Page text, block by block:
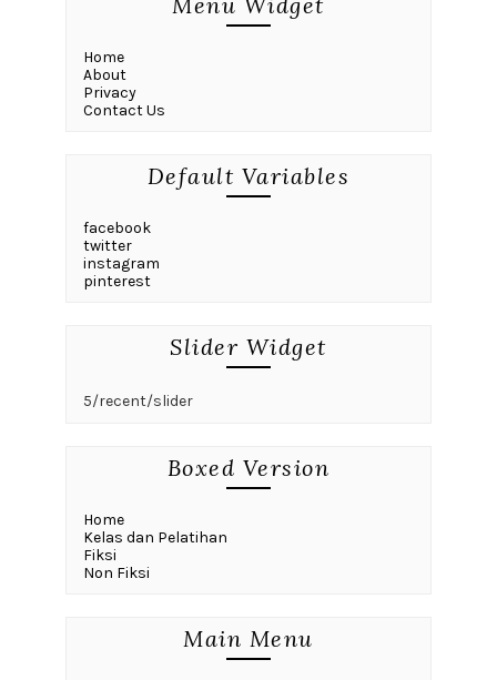
Home
About
Privacy
Contact Us
Default Variables
facebook
twitter
instagram
pinterest
Slider Widget
5/recent/slider
Boxed Version
Home
Kelas dan Pelatihan
Fiksi
Non Fiksi
Main Menu